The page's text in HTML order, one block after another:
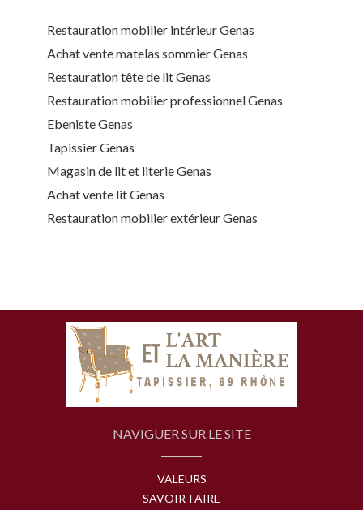
Restauration mobilier intérieur Genas
Achat vente matelas sommier Genas
Restauration tête de lit Genas
Restauration mobilier professionnel Genas
Ebeniste Genas
Tapissier Genas
Magasin de lit et literie Genas
Achat vente lit Genas
Restauration mobilier extérieur Genas
NAVIGUER SUR LE SITE
VALEURS
SAVOIR-FAIRE